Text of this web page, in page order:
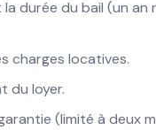
durée du bail (un an
charges locatives.
du loyer.
(limité à deux